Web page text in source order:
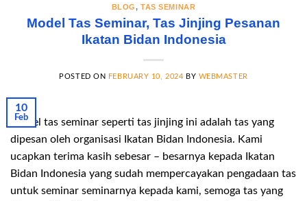
BLOG,TAS SEMINAR
Model Tas Seminar, Tas Jinjing Pesanan
Ikatan Bidan Indonesia
POSTED ON FEBRUARY 10, 2024 BY WEBMASTER
10
Feb
Model tas seminar seperti tas jinjing ini adalah tas yang
dipesan oleh organisasi Ikatan Bidan Indonesia. Kami
ucapkan terima kasih sebesar – besarnya kepada Ikatan
Bidan Indonesia yang sudah mempercayakan pengadaan tas
untuk seminar seminarnya kepada kami, semoga tas yang